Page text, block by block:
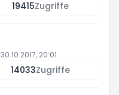
19415Zugriffe
30.10.2017, 20:01
14033Zugriffe